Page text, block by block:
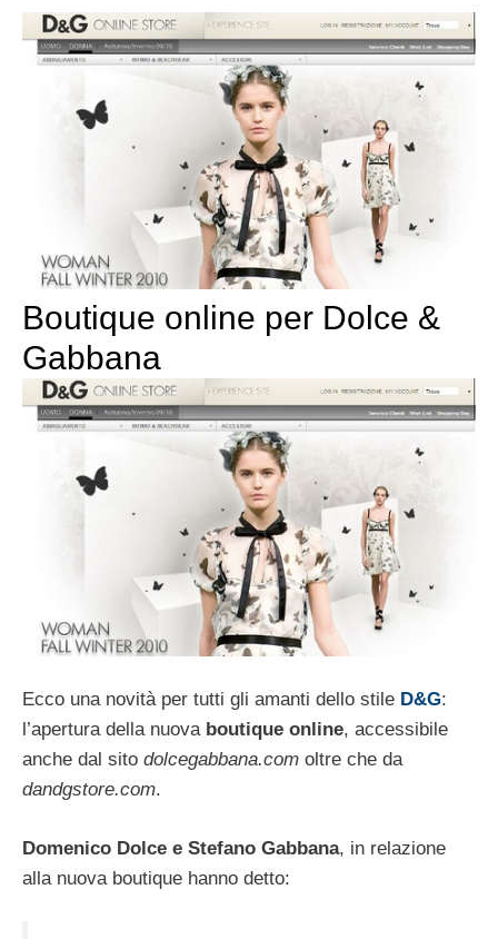
Boutique online per Dolce &
Gabbana
Ecco una novità per tutti gli amanti dello stile D&G:
l’apertura della nuova boutique online, accessibile
anche dal sito dolcegabbana.com oltre che da
dandgstore.com.
Domenico Dolce e Stefano Gabbana, in relazione
alla nuova boutique hanno detto: